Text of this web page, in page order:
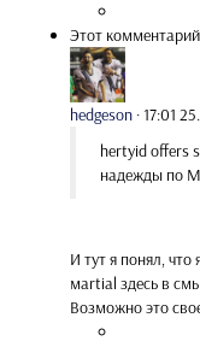
Этот
hedgeson ·17:01
hertyid offers
надежды по
И тут я понял, что
мartial здесь в
Возможно это